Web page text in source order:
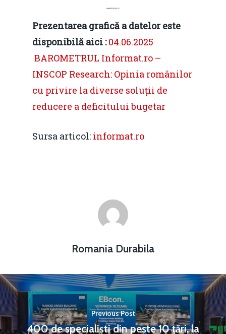
Prezentarea grafică a datelor este
disponibilă aici :04.06.2025
BAROMETRUL Informat.ro –
INSCOP Research: Opinia românilor
cu privire la diverse soluții de
reducere a deficitului bugetar
Sursa articol: informat.ro
Romania Durabila
Previous Post
400 de specialiști din peste 10 țări, la